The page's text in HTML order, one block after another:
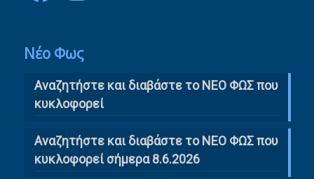
Νέο Φως
Αναζητήστε και διαβάστε το NΕΟ ΦΩΣ που
κυκλοφορεί
Αναζητήστε και διαβάστε το ΝΕΟ ΦΩΣ που
κυκλοφορεί σήμερα 8.6.2026